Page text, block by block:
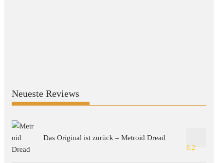
Neueste Reviews
Das Original ist zurück – Metroid Dread
8.2